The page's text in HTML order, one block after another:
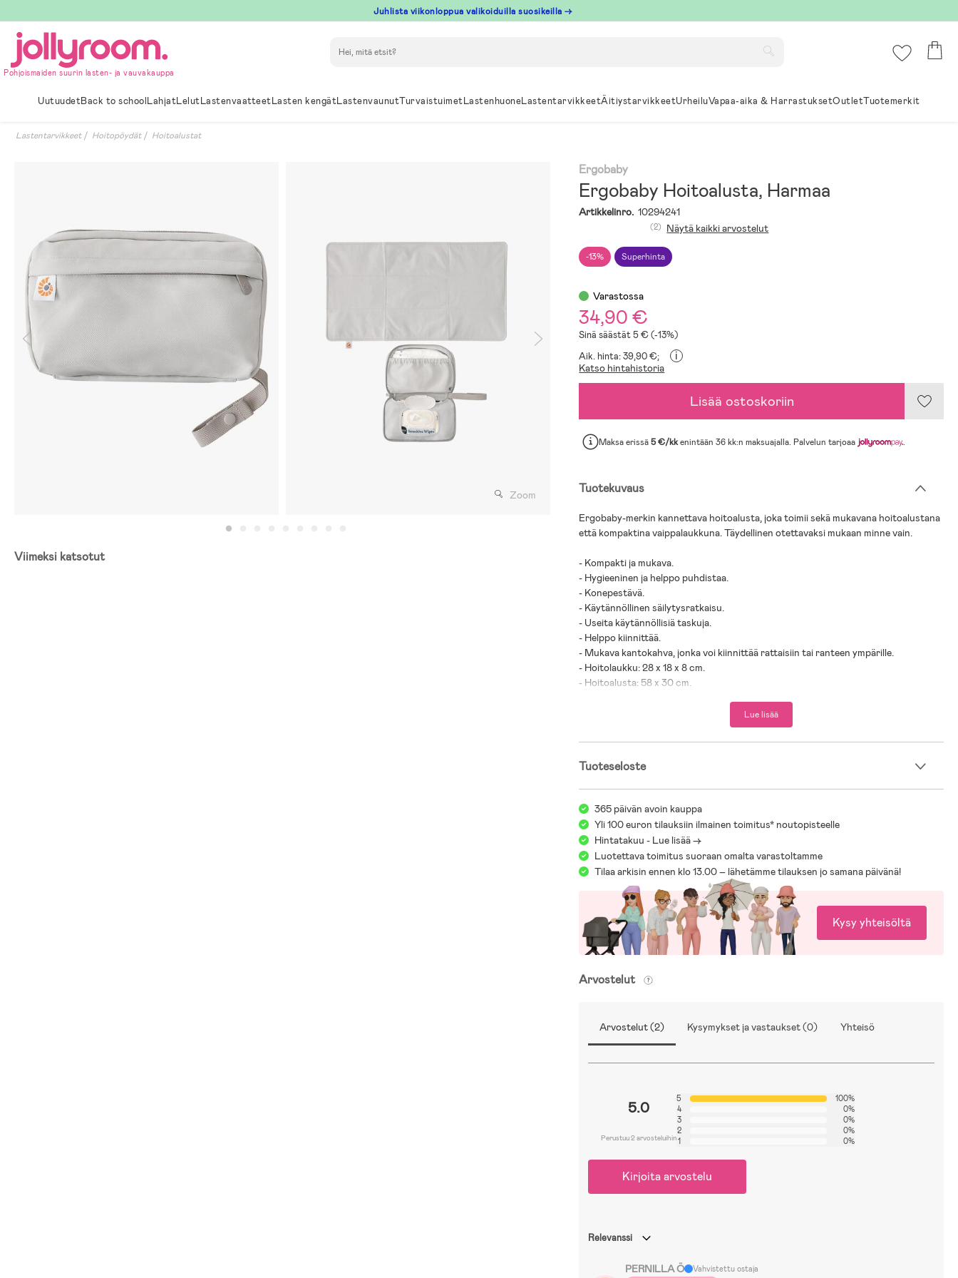
till
innehållet
Juhlista viikonloppua valikoiduilla suosikeilla →
Pohjoismaiden suurin lasten- ja vauvakauppa
UutuudetBack to schoolLahjatLelutLastenvaatteetLasten kengätLastenvaunutTurvaistuimetLastenhuoneLastentarvikkeetÄitiystarvikkeetUrheiluVapaa-aika & HarrastuksetOutletTuotemerkit
Lastentarvikkeet Hoitopöydät Hoitoalustat
Zoom
Viimeksi katsotut
Ergobaby
Ergobaby Hoitoalusta, Harmaa
Artikkelinro. 10294241
-13% Superhinta
(2) Näytä kaikki arvostelut
Varastossa
34,90 €
Sinä säästät 5 € (-13%)
Aik. hinta: 39,90 €;
i
Katso hintahistoria
Lisää ostoskoriin
Maksa erissä5 €/kkenintään 36 kk:n maksuajalla. Palvelun tarjoaa .
Tuotekuvaus
Ergobaby-merkin kannettava hoitoalusta, joka toimii sekä mukavana hoitoalustana
että kompaktina vaippalaukkuna. Täydellinen otettavaksi mukaan minne vain.
- Kompakti ja mukava.
- Hygieeninen ja helppo puhdistaa.
- Konepestävä.
- Käytännöllinen säilytysratkaisu.
- Useita käytännöllisiä taskuja.
- Helppo kiinnittää.
- Mukava kantokahva, jonka voi kiinnittää rattaisiin tai ranteen ympärille.
- Hoitolaukku: 28 x 18 x 8 cm.
- Hoitoalusta: 58 x 30 cm.
- 100 % nailon.
Lue lisää
Tuoteseloste
365 päivän avoin kauppa
Yli 100 euron tilauksiin ilmainen toimitus* noutopisteelle
Hintatakuu - Lue lisää ->
Luotettava toimitus suoraan omalta varastoltamme
Tilaa arkisin ennen klo 13.00 – lähetämme tilauksen jo samana päivänä!
Kysy yhteisöltä
Arvostelut
Arvostelut (2) Kysymykset ja vastaukset (0) Yhteisö
5.0
Perustuu 2 arvosteluihin
5
100%
4
0%
3
0%
2
0%
1
0%
Kirjoita arvostelu
Relevanssi
PERNILLA Ö
Vahvistettu ostaja